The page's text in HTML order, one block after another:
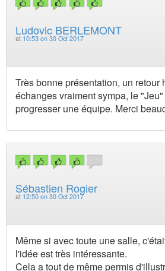
Ludovic BERLEMONT
at 10:53 on 30 Oct 2017
Très bonne présentation, un retour
échanges vraiment sympa, le
progresser une équipe. Merci
Sébastien Rogier
at 12:50 on 30 Oct 2017
Même si avec toute une salle,
l'idée est très intéressante.
Cela a tout de même permis